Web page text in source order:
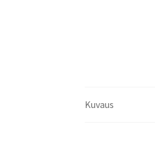
Kuvaus